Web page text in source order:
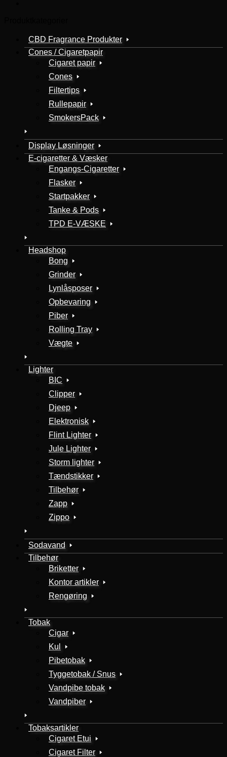
CBD Fragrance Produkter
Cones / Cigaretpapir
Cigaret papir
Cones
Filtertips
Rullepapir
SmokersPack
Display Løsninger
E-cigaretter & Væsker
Engangs-Cigaretter
Flasker
Startpakker
Tanke & Pods
TPD E-VÆSKE
Headshop
Bong
Grinder
Lynlåsposer
Opbevaring
Piber
Rolling Tray
Vægte
Lighter
BIC
Clipper
Djeep
Elektronisk
Flint Lighter
Jule Lighter
Storm lighter
Tændstikker
Tilbehør
Zapp
Zippo
Sodavand
Tilbehør
Briketter
Kontor artikler
Rengøring
Tobak
Cigar
Kul
Pibetobak
Tyggetobak / Snus
Vandpibe tobak
Vandpiber
Tobaksartikler
Cigaret Etui
Cigaret Filter